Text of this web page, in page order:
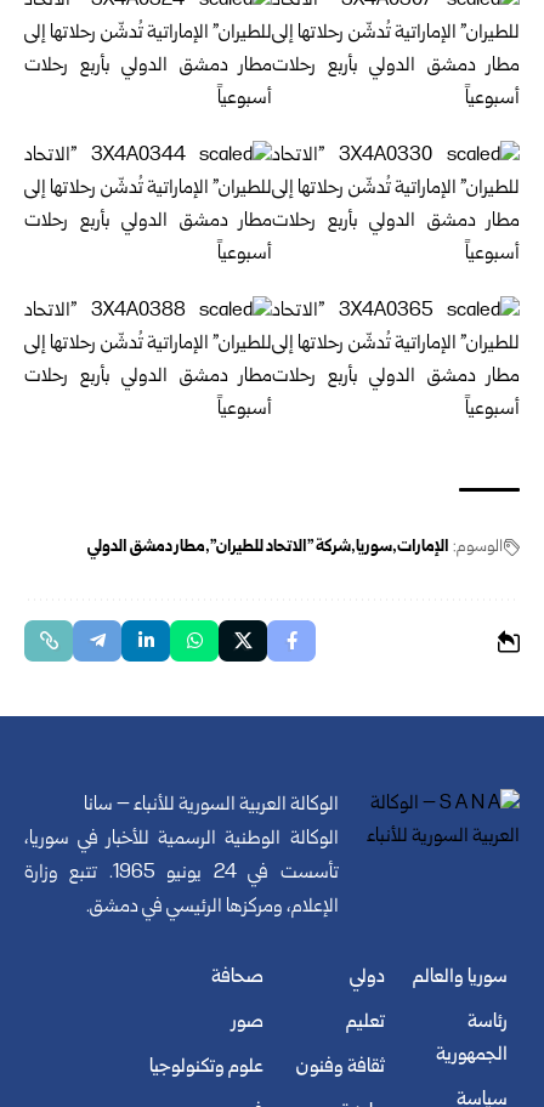
الوسوم: الإمارات سوريا شركة "الاتحاد للطيران" مطار دمشق الدولي
الوكالة العربية السورية للأنباء – سانا
الوكالة الوطنية الرسمية للأخبار في سوريا،
تأسست في 24 يونيو 1965. تتبع وزارة
الإعلام، ومركزها الرئيسي في دمشق.
سوريا والعالم
رئاسة
الجمهورية
سياسة
دولي
تعليم
ثقافة وفنون
صحافة
صور
علوم وتكنولوجيا